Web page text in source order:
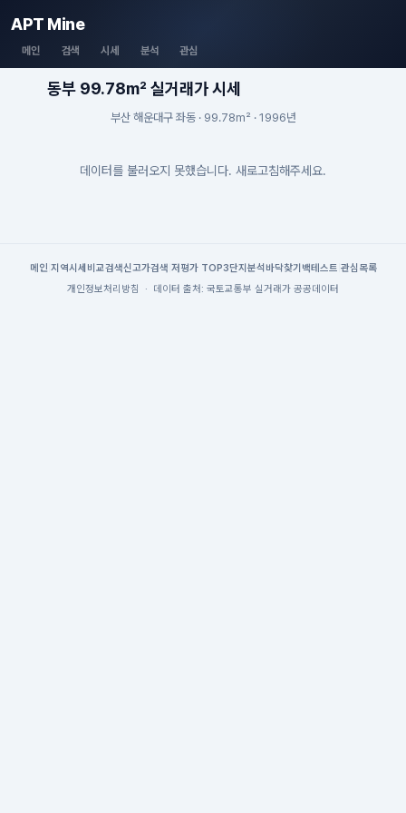
APT Mine
메인 검색 시세 분석 관심
동부 99.78m² 실거래가 시세
부산 해운대구 좌동 · 99.78m² · 1996년
데이터를 불러오지 못했습니다. 새로고침해주세요.
메인| 지역시세 비교검색신고가검색 저평가 TOP3단지분석 바닥찾기 백테스트 관심목록
개인정보처리방침
· 데이터 출처: 국토교통부 실거래가 공공데이터